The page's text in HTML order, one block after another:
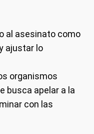
al asesinato como
ajustar lo
organismos
busca apelar a la
con las